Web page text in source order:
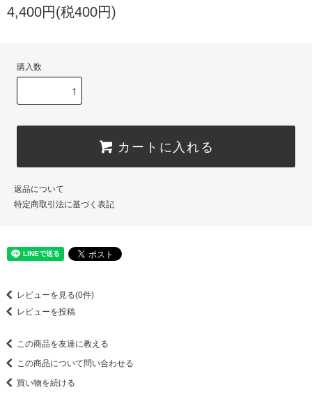
4,400円(税400円)
購入数
カートに入れる
返品について
特定商取引法に基づく表記
レビューを見る(0件)
レビューを投稿
この商品を友達に教える
この商品について問い合わせる
買い物を続ける